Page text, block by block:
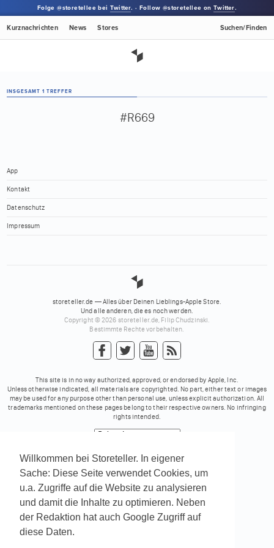
Willkommen bei Storeteller. In eigener
Sache: Diese Seite verwendet Cookies, um
u.a. Zugriffe auf die Website zu analysieren
und damit die Inhalte zu optimieren. Neben
der Redaktion hat auch Google Zugriff auf
diese Daten.
Folge @storetellee beiTwitter. · Follow @storetellee onTwitter.
Kurznachrichten News Stores Suchen/Finden
INSGESAMT 1 TREFFER
#R669
App
Kontakt
Datenschutz
Impressum
storeteller.de — Alles über Deinen Lieblings-Apple Store.
Und alle anderen, die es noch werden.
Copyright © 2026 storeteller.de, Filip Chudzinski.
Bestimmte Rechte vorbehalten.
This site is in no way authorized, approved, or endorsed by Apple, Inc.
Unless otherwise indicated, all materials are copyrighted. No part, either text or images
may be used for any purpose other than personal use, unless explicit authorization. All
trademarks mentioned on these pages belong to their respective owners. No infringing
rights intended.